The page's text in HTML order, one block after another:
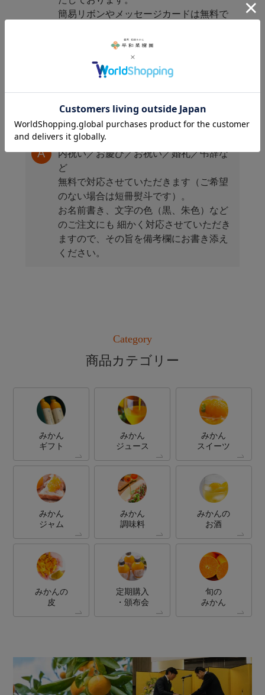
簡易リボンやメッセージカードは無料で
し付け下さい。
ダンボール商品についても簡易包装にて
ご対応いたします。
のしサービスはしてもらえますか？
内祝い／お慶び／お祝い／婚礼／弔辞な
ど
無料で対応させていただきます（ご希望
のない場合は短冊熨斗です）。
お名前書き、文字の色（黒、朱色）など
のご注文にも 細かく対応させていただき
ますので、その旨を備考欄にお書き添え
ください。
Category
商品カテゴリー
みかん
ギフト
みかん
ジュース
みかん
スイーツ
みかん
ジャム
みかん
調味料
みかんの
お酒
みかんの
皮
定期購入
・頒布会
旬の
みかん